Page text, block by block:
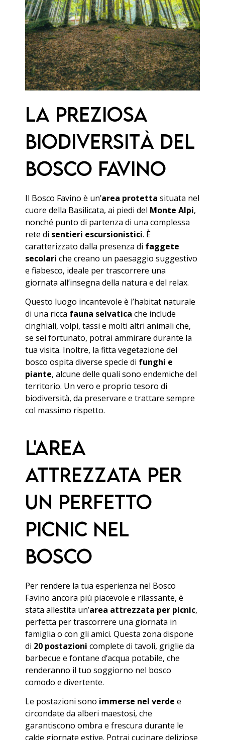
La preziosa
biodiversità del
Bosco Favino
Il Bosco Favino è un’area protetta situata nel
cuore della Basilicata, ai piedi del Monte Alpi,
nonché punto di partenza di una complessa
rete di sentieri escursionistici. È
caratterizzato dalla presenza di faggete
secolari che creano un paesaggio suggestivo
e fiabesco, ideale per trascorrere una
giornata all’insegna della natura e del relax.
Questo luogo incantevole è l’habitat naturale
di una ricca fauna selvatica che include
cinghiali, volpi, tassi e molti altri animali che,
se sei fortunato, potrai ammirare durante la
tua visita. Inoltre, la fitta vegetazione del
bosco ospita diverse specie di funghi e
piante, alcune delle quali sono endemiche del
territorio. Un vero e proprio tesoro di
biodiversità, da preservare e trattare sempre
col massimo rispetto.
L'area
attrezzata per
un perfetto
picnic nel
bosco
Per rendere la tua esperienza nel Bosco
Favino ancora più piacevole e rilassante, è
stata allestita un’area attrezzata per picnic,
perfetta per trascorrere una giornata in
famiglia o con gli amici. Questa zona dispone
di 20 postazionicomplete di tavoli, griglie da
barbecue e fontane d’acqua potabile, che
renderanno il tuo soggiorno nel bosco
comodo e divertente.
Le postazioni sono immerse nel verde e
circondate da alberi maestosi, che
garantiscono ombra e frescura durante le
calde giornate estive. Potrai cucinare deliziose